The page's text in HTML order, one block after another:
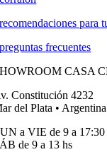
recomendaciones para
preguntas frecuentes
CASA
Constitución 4232
del Plata • Argentina
a VIE de 9 a 17:30
de 9 a 13 hs